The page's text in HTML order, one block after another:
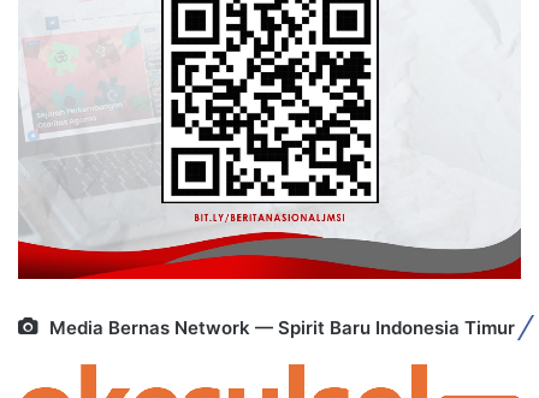
Media Bernas Network — Spirit Baru Indonesia Timur